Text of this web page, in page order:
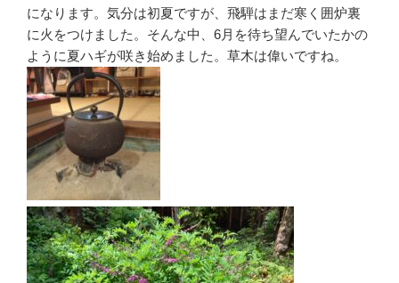
になります。気分は初夏ですが、飛騨はまだ寒く囲炉裏
に火をつけました。そんな中、6月を待ち望んでいたかの
ように夏ハギが咲き始めました。草木は偉いですね。